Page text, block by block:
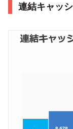
連結キャッ